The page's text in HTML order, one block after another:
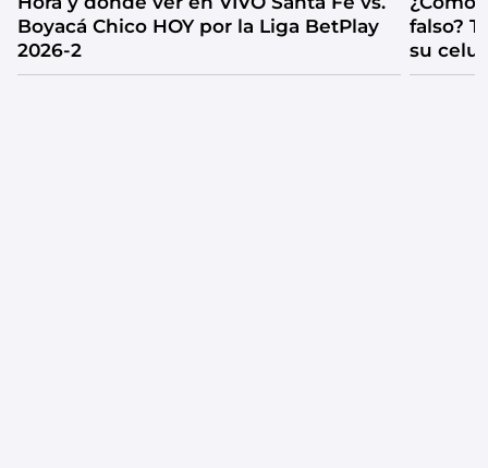
Boyacá Chico HOY por la Liga BetPlay
2026-2
falso?
su